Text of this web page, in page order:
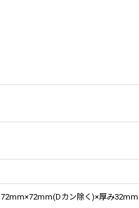
72mm×72mm(Dカン除く)×厚み32mm